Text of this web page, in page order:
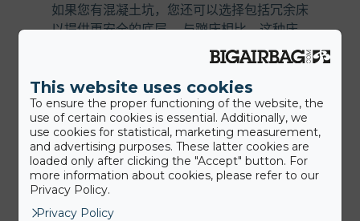
如果您有混凝土坑，您还可以选择包括冗余床
以提供更安全的底层。 与蹦床相比，这种床
很昂贵且维护起来也很棘手，冗余床意味着大
约三分之一的泡沫坑不一定需要立方体泡沫，
这样可以节省更多的钱购置备用泡沫立方块。
泡沫坑清理器的价钱是€8.500, – / $9.000，
合人民币大概在6万左右，内含一个5年的保
修卡，免费实地安装服务，维修零部件箱以及
TÜV欧盟产品安全证书。对于经常使用泡沫坑
的公园来说，这是个很不错的投资。
This website uses cookies
To ensure the proper functioning of the website, the
use of certain cookies is essential. Additionally, we
use cookies for statistical, marketing measurement,
and advertising purposes. These latter cookies are
loaded only after clicking the "Accept" button. For
more information about cookies, please refer to our
Privacy Policy.
Privacy Policy